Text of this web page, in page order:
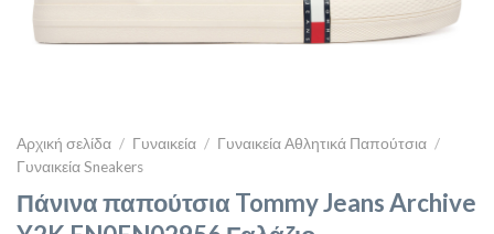
Αρχική σελίδα / Γυναικεία / Γυναικεία Αθλητικά Παπούτσια /
Γυναικεία Sneakers
Πάνινα παπούτσια Tommy Jeans Archive